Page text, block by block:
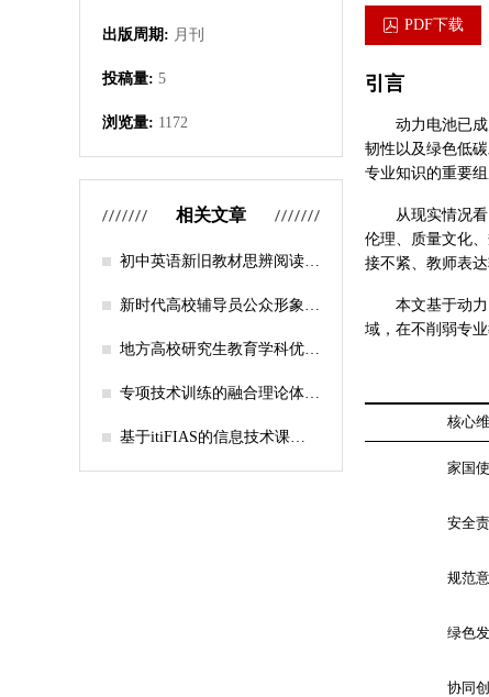
出版周期: 月刊
投稿量: 5
浏览量: 1172
相关文章
初中英语新旧教材思辨阅读任
新时代高校辅导员公众形象塑
地方高校研究生教育学科优化
径探析
专项技术训练的融合理论体系
基于itiFIAS的信息技术课堂
PDF下载
引言
动力电池已
韧性以及绿色低
专业知识的重要
从现实情况
伦理、质量文化
接不紧、教师表
本文基于动
域，在不削弱专
核心
家国
安全
规范
绿色
协同